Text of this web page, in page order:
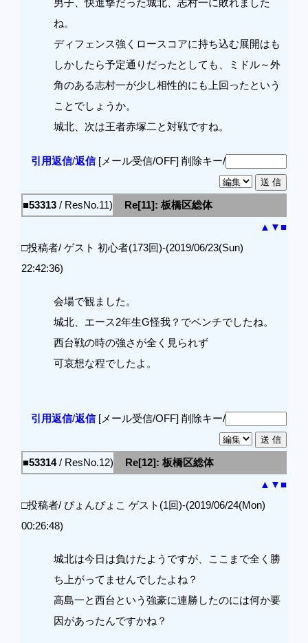
ね。
ディフェンス強くロースコアに持ち込む展開はも
しかしたら予定通りだったとしても、ミドル～外
角のある志村一が少し相性的にも上回ったという
ことでしょうか。
城北、次は王者赤塚二と対戦ですね。
引用返信/返信[メール受信/OFF] 削除キー/
■53313 / ResNo.11)
Re[11]: 板橋区総体
▲ ▼■
□投稿者/ ゲスト 初心者(173回)-(2019/06/23(Sun)
22:42:36)
会場で観ました。
城北、エース2年生G怪我？でベンチでしたね。
西台戦の時の強さが全く見られず
可哀想な程でしたよ。
引用返信/返信[メール受信/OFF] 削除キー/
■53314/ ResNo.12)
Re[12]: 板橋区総体
▲ ▼■
□投稿者/ ぴょんぴょこ ゲスト(1回)-(2019/06/24(Mon)
00:26:48)
城北は今日は負けたようですが、ここまで全く勝
ち上がってませんでしたよね？
高島一と西台という強豪に連勝したのには何か要
因があったんですかね？